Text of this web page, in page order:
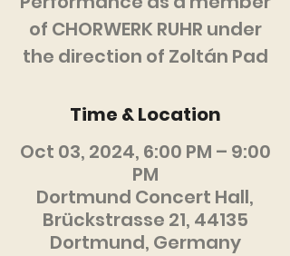
of CHORWERK RUHR under
the direction of Zoltán Pad
Time & Location
Oct 03, 2024, 6:00 PM – 9:00
PM
Dortmund Concert Hall,
Brückstrasse 21, 44135
Dortmund, Germany